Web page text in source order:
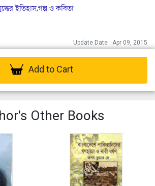
ইতিহাস,গল্প ও কবিতা
Update Date : Apr 09, 2015
Add to Cart
Other Books